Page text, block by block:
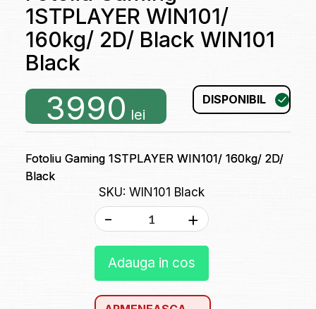
1STPLAYER WIN101/
160kg/ 2D/ Black WIN101
Black
3990 lei
DISPONIBIL
Fotoliu Gaming 1STPLAYER WIN101/ 160kg/ 2D/
Black
SKU: WIN101 Black
- +
Adauga in cos